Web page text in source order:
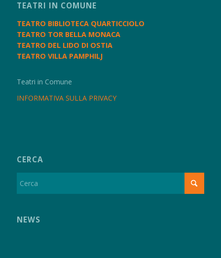
TEATRI IN COMUNE
TEATRO BIBLIOTECA QUARTICCIOLO
TEATRO TOR BELLA MONACA
TEATRO DEL LIDO DI OSTIA
TEATRO VILLA PAMPHILJ
Teatri in Comune
INFORMATIVA SULLA PRIVACY
CERCA
NEWS